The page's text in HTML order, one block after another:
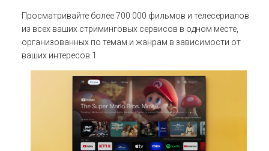
Просматривайте более 700 000 фильмов и телесериалов
из всех ваших стриминговых сервисов в одном месте,
организованных по темам и жанрам в зависимости от
ваших интересов.1